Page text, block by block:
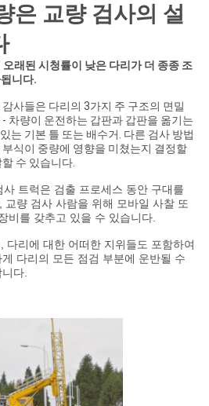
은 교량 검사의 설
래된 시청률이 낮은 다리가 더 종종 조
니다.
사들은 다리의 3가지 주 구조의 면밀
차량이 운전하는 갑판과 갑판을 옮기는
는 기본 틀 또는 배수거. 다른 검사 방법
식이 중량에 영향을 미쳤는지 결정할
수 있습니다.
사 트럭은 검출 프로세스 동안 구대를
교량 검사 사람을 위해 모바일 사찰 또
비를 갖추고 있을 수 있습니다.
다리에 대한 어떠한 지위들도 포함하여
다리의 모든 점검 부분에 운반될 수
다.